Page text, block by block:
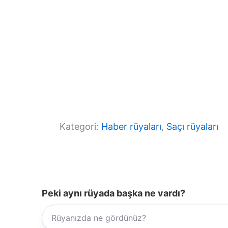
Kategori: Haber rüyaları, Saçı rüyaları
Peki aynı rüyada başka ne vardı?